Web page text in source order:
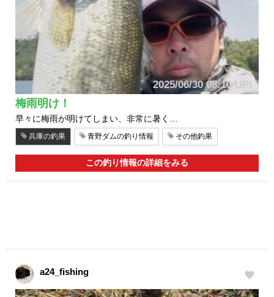
2025/06/30 08:10 UP!
梅雨明け！
早々に梅雨が明けてしまい、非常に暑く…
兵庫の釣果 青野ダムの釣り情報 その他釣果
この釣り情報の詳細をみる
a24_fishing